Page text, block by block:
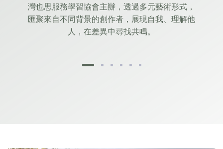
灣也思服務學習協會主辦，透過多元藝術形式，
匯聚來自不同背景的創作者，展現自我、理解他
人，在差異中尋找共鳴。